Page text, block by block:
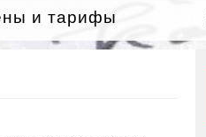
и тарифы